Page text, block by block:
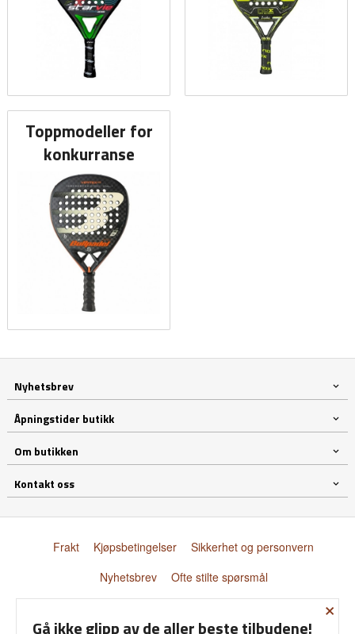
Toppmodeller for
konkurranse
Nyhetsbrev
Åpningstider butikk
Om butikken
Kontakt oss
Frakt Kjøpsbetingelser
Sikkerhet og personvern
Nyhetsbrev
Ofte stilte spørsmål
×
Gå ikke glipp av de aller beste tilbudene!